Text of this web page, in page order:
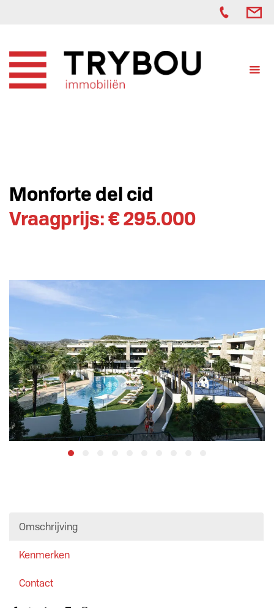
Monforte del cid
Vraagprijs: € 295.000
Omschrijving
Kenmerken
Contact